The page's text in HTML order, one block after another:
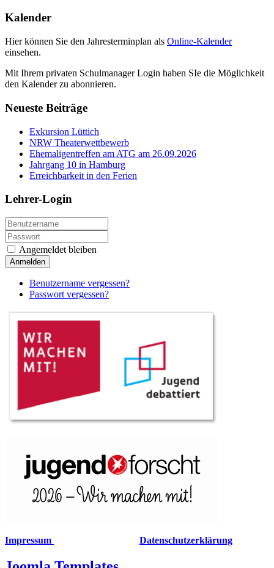
Kalender
Hier können Sie den Jahresterminplan als Online-Kalender
einsehen.
Mit Ihrem privaten Schulmanager Login haben SIe die Möglichkeit
den Kalender zu abonnieren.
Neueste Beiträge
Exkursion Lüttich
NRW Theaterwettbewerb
Ehemaligentreffen am ATG am 26.09.2026
Jahrgang 10 in Hamburg
Erreichbarkeit in den Ferien
Lehrer-Login
Angemeldet bleiben
Anmelden
Benutzername vergessen?
Passwort vergessen?
Impressum Datenschutzerklärung